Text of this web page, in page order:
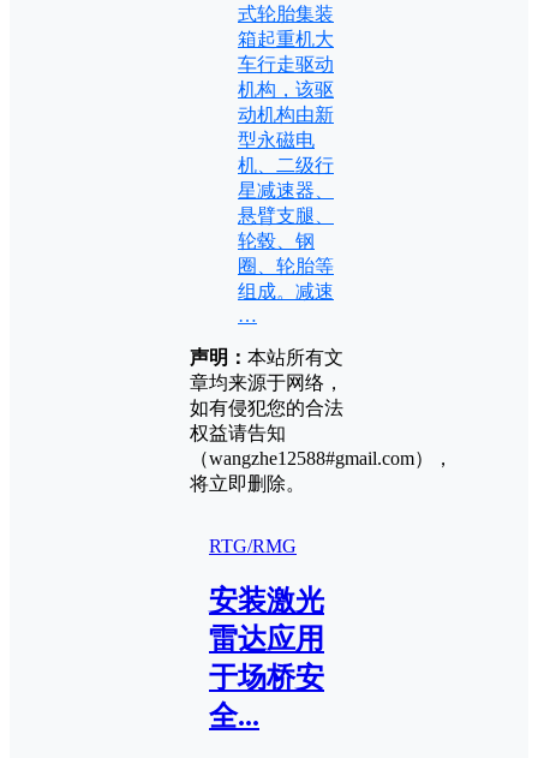
式轮胎集装
箱起重机大
车行走驱动
机构，该驱
动机构由新
型永磁电
机、二级行
星减速器、
悬臂支腿、
轮毂、钢
圈、轮胎等
组成。减速
…
声明： 本站所有文
章均来源于网络，
如有侵犯您的合法
权益请告知
（wangzhe12588#gmail.com），
将立即删除。
RTG/RMG
安装激光
雷达应用
于场桥安
全...